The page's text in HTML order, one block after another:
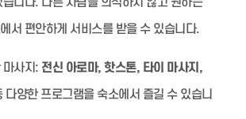
서 편안하게 서비스를 받을 수 있습니다.
마사지: 전신 아로마, 핫스톤, 타이 마사지,
다양한 프로그램을 숙소에서 즐길 수 있습니